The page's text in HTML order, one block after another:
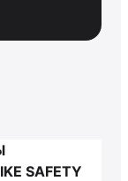
SAFETY